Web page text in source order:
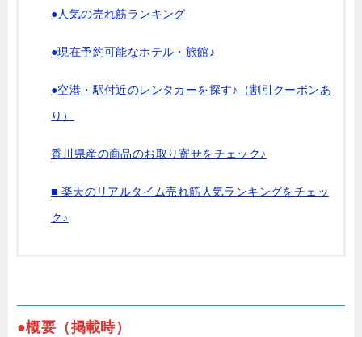
●人気の売れ筋ランキング
●現在予約可能なホテル・旅館♪
●空港・駅付近のレンタカーを探す♪（割引クーポンあ
り）
香川県産の商品のお取り寄せをチェック♪
■ 楽天のリアルタイム売れ筋人気ランキングをチェッ
ク♪
●概要（掲載時）